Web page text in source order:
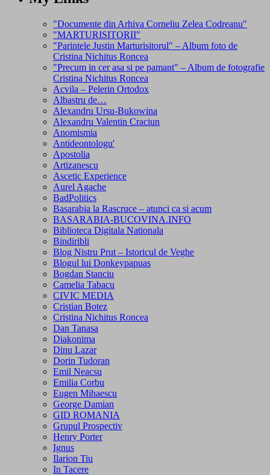
"Documente din Arhiva Corneliu Zelea Codreanu"
"MARTURISITORII"
"Parintele Justin Marturisitorul" – Album foto de
Cristina Nichitus Roncea
"Precum in cer asa si pe pamant" – Album de fotografie
Cristina Nichitus Roncea
Acvila – Pelerin Ortodox
Albastru de…
Alexandru Ursu-Bukowina
Alexandru Valentin Craciun
Anomismia
Antideontologu'
Apostolia
Artizanescu
Ascetic Experience
Aurel Agache
BadPolitics
Basarabia la Rascruce – atunci ca si acum
BASARABIA-BUCOVINA.INFO
Biblioteca Digitala Nationala
Bindiribli
Blog Nistru Prut – Istoricul de Veghe
Blogul lui Donkeypapuas
Bogdan Stanciu
Camelia Tabacu
CIVIC MEDIA
Cristian Botez
Cristina Nichitus Roncea
Dan Tanasa
Diakonima
Dinu Lazar
Dorin Tudoran
Emil Neacsu
Emilia Corbu
Eugen Mihaescu
George Damian
GID ROMANIA
Grupul Prospectiv
Henry Porter
Ignus
Ilarion Tiu
In Tacere